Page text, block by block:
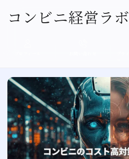
コンビニ経営ラボ
売上アップ
人材育成
店舗運営
Follow Me